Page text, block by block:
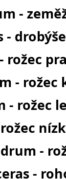
-
rožec
- rožec
- rožec
-
-